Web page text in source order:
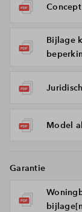
Bijlage
Model
Garantie